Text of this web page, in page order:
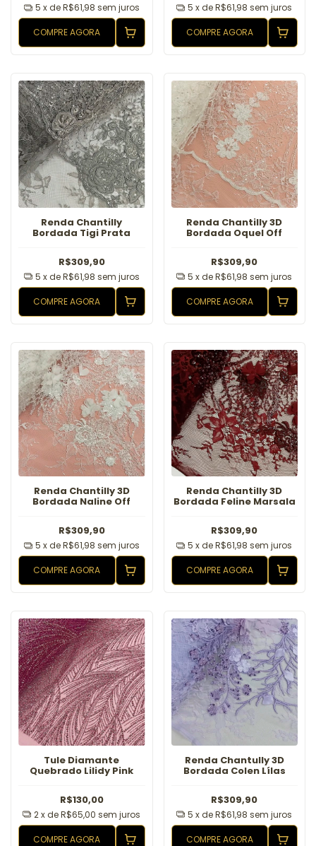
5 x deR$61,98 sem juros
COMPRE AGORA
5 x deR$61,98 sem juros
COMPRE AGORA
Renda Chantilly
Bordada Tigi Prata
R$309,90
5 x deR$61,98 sem juros
COMPRE AGORA
Renda Chantilly 3D
Bordada Oquel Off
R$309,90
5 x deR$61,98 sem juros
COMPRE AGORA
Renda Chantilly 3D
Bordada Naline Off
R$309,90
5 x deR$61,98 sem juros
COMPRE AGORA
Renda Chantilly 3D
Bordada Feline Marsala
R$309,90
5 x deR$61,98 sem juros
COMPRE AGORA
Tule Diamante
Quebrado Lilidy Pink
R$130,00
2x deR$65,00 sem juros
COMPRE AGORA
Renda Chantully 3D
Bordada Colen Lílas
R$309,90
5 x deR$61,98 sem juros
COMPRE AGORA